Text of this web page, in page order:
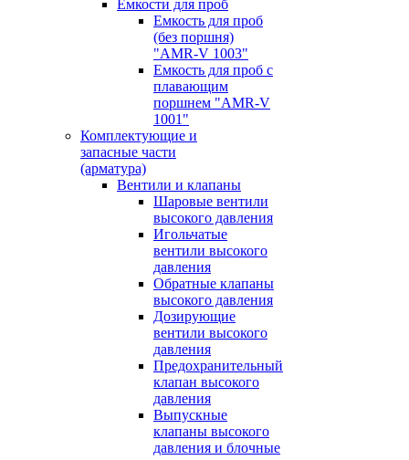
Емкости для проб
Емкость для проб
(без поршня)
"AMR-V 1003"
Емкость для проб с
плавающим
поршнем "AMR-V
1001"
Комплектующие и
запасные части
(арматура)
Вентили и клапаны
Шаровые вентили
высокого давления
Игольчатые
вентили высокого
давления
Обратные клапаны
высокого давления
Дозирующие
вентили высокого
давления
Предохранительный
клапан высокого
давления
Выпускные
клапаны высокого
давления и блочные